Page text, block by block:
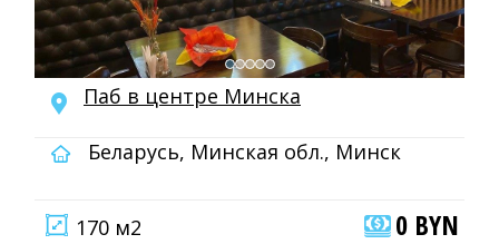
Паб в центре Минска
Беларусь, Минская обл., Минск
170 м2 0 BYN